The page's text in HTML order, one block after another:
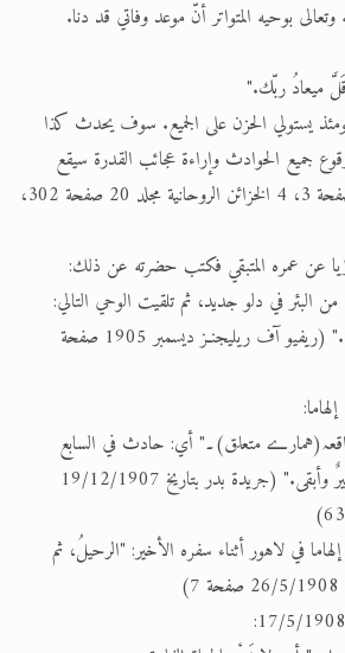
ميعادُ ربّك."
يستولي الحزن على الجميع. سوف يحدث كذا
جميع الحوادث وإراءة عجائب القدرة سيقع
حادث وفاتك." (الوصية صفحة 3، 4 الخزائن الروحانية مجلد 20 صفحة 302،
البئر في دلو جديد، ثم تلقيت الوحي التالي:
"آبِ زندگی" أي: ماء الحياة." (ريفيو آف ريليجنـز ديسمبر 1905 صفحة
متعلق)۔" أي: حادث في السابع
والعشرين (بشأننا). "اللهُ خيرٌ وأبقى." (جريدة بدر بتاريخ 19/12/1907
5/1908 تلقَّى إلهاما في لاهور أثناء سفره الأخير: "الرحيلُ، ثم